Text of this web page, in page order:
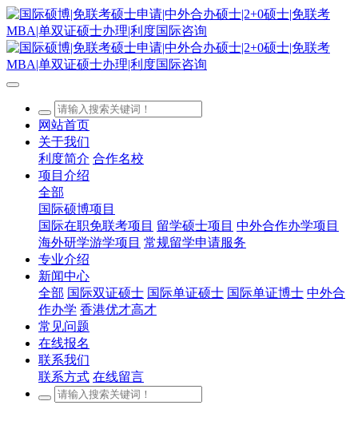
网站首页
关于我们
利度简介 合作名校
项目介绍
全部
国际硕博项目
国际在职免联考项目 留学硕士项目 中外合作办学项目
海外研学游学项目 常规留学申请服务
专业介绍
新闻中心
全部 国际双证硕士 国际单证硕士 国际单证博士 中外合
作办学 香港优才高才
常见问题
在线报名
联系我们
联系方式 在线留言